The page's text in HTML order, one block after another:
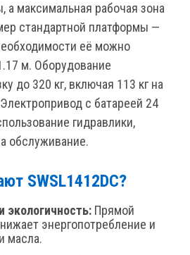
максимальная рабочая зона
стандартной платформы —
её можно
м. Оборудование
до 320 кг, включая 113 кг на
с батареей 24
гидравлики,
обслуживание.
SWSL1412DC?
экологичность: Прямой
энергопотребление и
масла.